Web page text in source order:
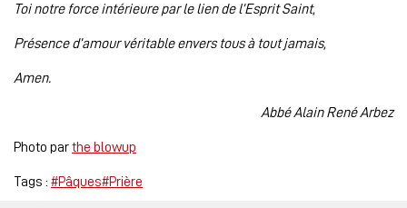
Toi notre force intérieure par le lien de l’Esprit Saint,
Présence d’amour véritable envers tous à tout jamais,
Amen.
Abbé Alain René Arbez
Photo parthe blowup
Tags : #Pâques#Prière